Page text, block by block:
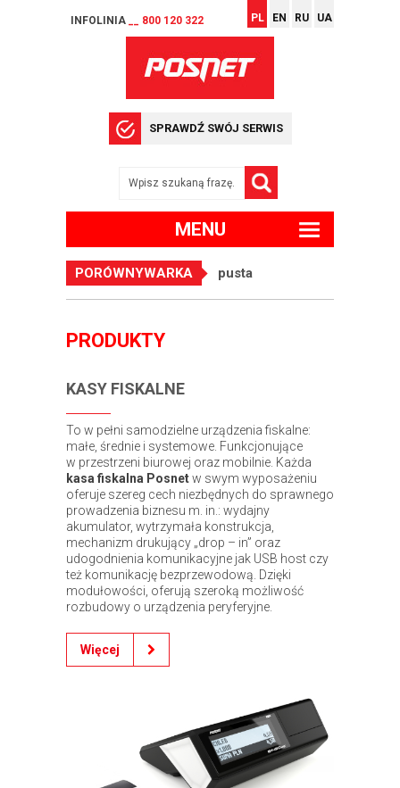
INFOLINIA __ 800 120 322 PL EN RU UA
SPRAWDŹ SWÓJ SERWIS
MENU
PORÓWNYWARKA pusta
PRODUKTY
KASY FISKALNE
To w pełni samodzielne urządzenia fiskalne:
małe, średnie i systemowe. Funkcjonujące
w przestrzeni biurowej oraz mobilnie. Każda
kasa fiskalna Posnetw swym wyposażeniu
oferuje szereg cech niezbędnych do sprawnego
prowadzenia biznesu m. in.: wydajny
akumulator, wytrzymała konstrukcja,
mechanizm drukujący „drop – in” oraz
udogodnienia komunikacyjne jak USB host czy
też komunikację bezprzewodową. Dzięki
modułowości, oferują szeroką możliwość
rozbudowy o urządzenia peryferyjne.
Więcej